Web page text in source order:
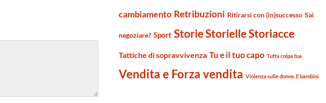
cambiamento Retribuzioni Ritirarsi con (in)successo Sai
negoziare? Sport Storie Storielle Storiacce
Tattiche di sopravvivenza Tu e il tuo capo Tutta colpa tua
Vendita e Forza vendita Violenza sulle donne. E bambini